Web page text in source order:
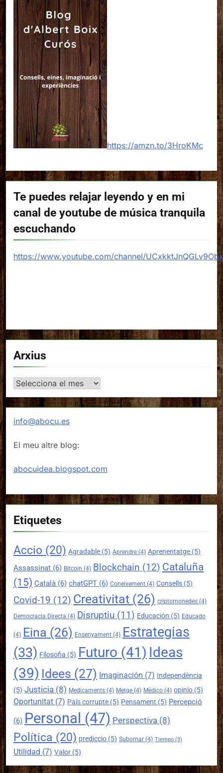
https://amzn.to/3HroKMc
Te puedes relajar leyendo y en mi
canal de youtube de música tranquila
escuchando
https://www.youtube.com/channel/
Arxius
Arxius
info@abocu.es
El meu altre blog:
abocuidea.blogspot.com
Etiquetes
Accio (20) Agradable (5) Aprendre (4) Aprenentatge (5)
Assassinat (6) Bitcoin (4) Blockchain (12) Cataluña
(15) Català (6) chatGPT (6) Coneixement (4) Consells (5)
Covid-19 (12) Creativitat (26) criptomonedes (4)
Democracia Directa (4) Disruptiu (11) Educación (5) Educado
(4) Eina (26) Ensenyament (4) Estrategias
(33) Filosofia (5) Futuro (41) Ideas
(39) Idees (27) Imaginación (7) Independència
(5) Justicia (8) Medicaments (4) Metge (4) Médico (4) opinio (5)
Oportunitat (7) País corrupte (5) Pensament (5) Percepció
(6) Personal (47) Perspectiva (8)
Política (20) prediccio (5) Subornar (4) Tiempo (3)
Utilidad (7) Valor (5)